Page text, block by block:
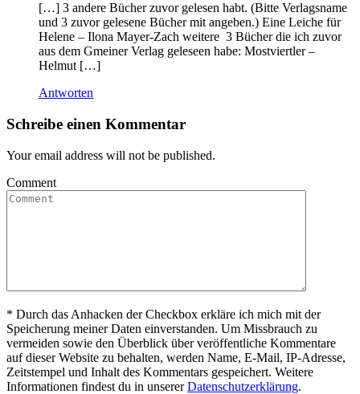
[…] 3 andere Bücher zuvor gelesen habt. (Bitte Verlagsname
und 3 zuvor gelesene Bücher mit angeben.) Eine Leiche für
Helene – Ilona Mayer-Zach weitere 3 Bücher die ich zuvor
aus dem Gmeiner Verlag geleseen habe: Mostviertler –
Helmut […]
Antworten
Schreibe einen Kommentar
Your email address will not be published.
Comment
* Durch das Anhacken der Checkbox erkläre ich mich mit der
Speicherung meiner Daten einverstanden. Um Missbrauch zu
vermeiden sowie den Überblick über veröffentliche Kommentare
auf dieser Website zu behalten, werden Name, E-Mail, IP-Adresse,
Zeitstempel und Inhalt des Kommentars gespeichert. Weitere
Informationen findest du in unsererDatenschutzerklärung.